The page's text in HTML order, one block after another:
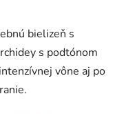
bielizeň s
s podtónom
vône aj po